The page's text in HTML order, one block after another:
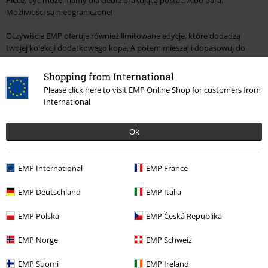
Shopping from International
Please click here to visit EMP Online Shop for customers from
International
Ok
EMP International EMP France
EMP Deutschland EMP Italia
EMP Polska EMP Česká Republika
EMP Norge EMP Schweiz
EMP Suomi EMP Ireland
Możliwości są nieograniczone!
Oczywiście EMP oferuje również limitowane edycje, które dodadzą
twojej kolekcji dodatkowego kopa. A potem mieszaj i dopasowuj do
woli. Kto zdecyduje, jak Rorono poradzi sobie w walce między Zoro i
Todorok? A czy Vegeta Seto Kaiba będzie miał przewagę w rywalizacji o
karty w grze w orki? Znajdziesz tu wszystko w typowym duchu Yu-Gi-Oh!
Przygotuj się, bo nadszedł "czas na k-k-k-k-duel!"
słodkie Funko Pop! Postacie z filmów animowanych. Mamy je wszystkie.
Pozwól, by nasz wybór figurek z anime i mangi zainspirował Cię i zbierz
koniecznie zapoznać się z całą naszą ofertą jaka czeka na Ciebie w
anime i mangi, od ubrań i akcesoriów po artykuły gospodarstwa